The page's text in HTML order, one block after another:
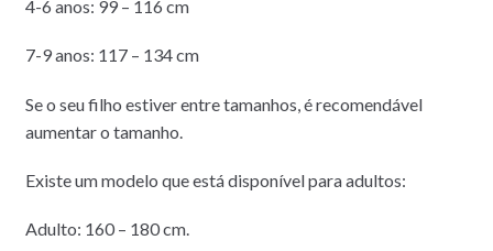
4-6 anos: 99 – 116 cm
7-9 anos: 117 – 134 cm
Se o seu filho estiver entre tamanhos, é recomendável
aumentar o tamanho.
Existe um modelo que está disponível para adultos:
Adulto: 160 – 180 cm.